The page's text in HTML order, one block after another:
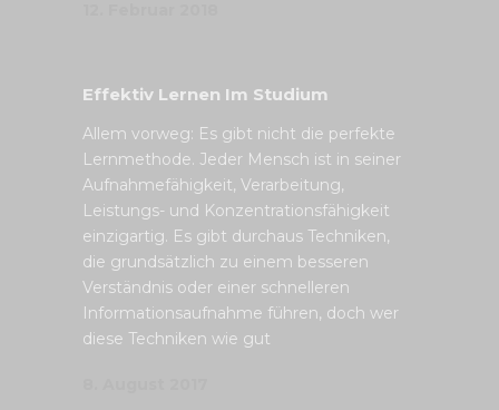
Effektiv Lernen Im Studium
Allem vorweg: Es gibt nicht die perfekte
Lernmethode. Jeder Mensch ist in seiner
Aufnahmefähigkeit, Verarbeitung,
Leistungs- und Konzentrationsfähigkeit
einzigartig. Es gibt durchaus Techniken,
die grundsätzlich zu einem besseren
Verständnis oder einer schnelleren
Informationsaufnahme führen, doch wer
diese Techniken wie gut